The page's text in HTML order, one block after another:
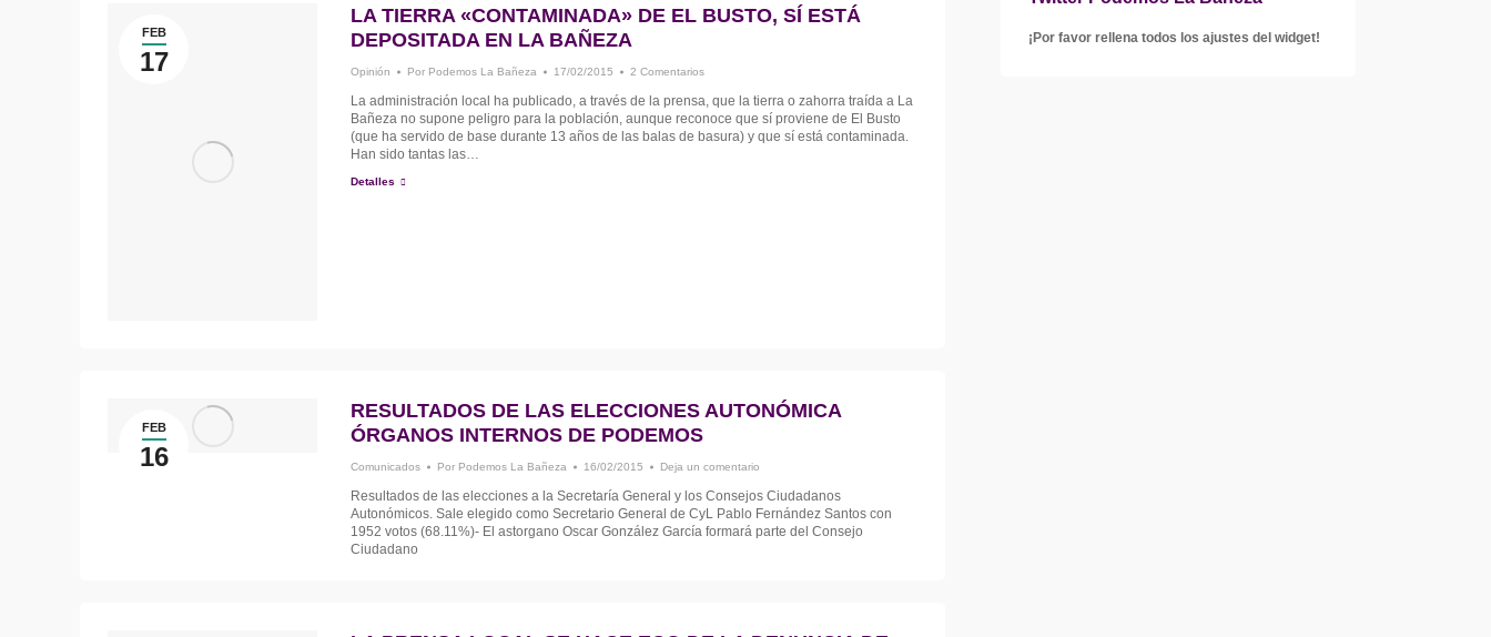
FEB
17
LA TIERRA «CONTAMINADA» DE EL BUSTO, SÍ ESTÁ
DEPOSITADA EN LA BAÑEZA
Opinión Por Podemos La Bañeza 17/02/2015 2 Comentarios
La administración local ha publicado, a través de la prensa, que la tierra o zahorra traída a La
Bañeza no supone peligro para la población, aunque reconoce que sí proviene de El Busto
(que ha servido de base durante 13 años de las balas de basura) y que sí está contaminada.
Han sido tantas las…
Detalles
FEB
16
RESULTADOS DE LAS ELECCIONES AUTONÓMICA
ÓRGANOS INTERNOS DE PODEMOS
Comunicados Por Podemos La Bañeza 16/02/2015 Deja un comentario
Resultados de las elecciones a la Secretaría General y los Consejos Ciudadanos
Autonómicos. Sale elegido como Secretario General de CyL Pablo Fernández Santos con
1952 votos (68.11%)- El astorgano Oscar González García formará parte del Consejo
Ciudadano
¡Por favor rellena todos los ajustes del widget!